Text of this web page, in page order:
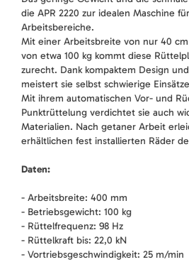
die APR 2220 zur idealen Maschine
Arbeitsbereiche.
Mit einer Arbeitsbreite von nur 40
von etwa 100 kg kommt diese
zurecht. Dank kompaktem Design
meistert sie selbst schwierige
Mit ihrem automatischen Vor- und
Punktrüttelung verdichtet sie auch
Materialien. Nach getaner Arbeit
erhältlichen fest installierten Räder
Daten:
- Arbeitsbreite: 400 mm
- Betriebsgewicht: 100 kg
- Rüttelfrequenz: 98 Hz
- Rüttelkraft bis: 22,0 kN
- Vortriebsgeschwindigkeit: 25 m/min